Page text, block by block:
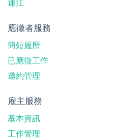
連江
應徵者服務
簡短履歷
已應徵工作
邀約管理
雇主服務
基本資訊
工作管理